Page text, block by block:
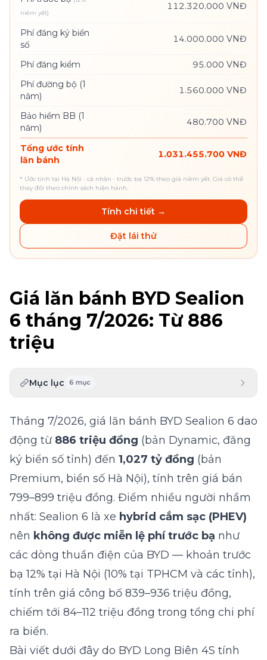
niêm yết)
112.320.000 VNĐ
Phí đăng ký biển
số
14.000.000 VNĐ
Phí đăng kiểm
95.000 VNĐ
Phí đường bộ (1
năm)
1.560.000 VNĐ
Bảo hiểm BB (1
năm)
480.700 VNĐ
Tổng ước tính
lăn bánh
1.031.455.700 VNĐ
* Ước tính tại Hà Nội · cá nhân · trước bạ 12% theo giá niêm yết. Giá có thể
thay đổi theo chính sách hiện hành.
Tính chi tiết →
Đặt lái thử
Giá lăn bánh BYD Sealion
6 tháng 7/2026: Từ 886
triệu
Mục lục 6 mục
Tháng 7/2026, giá lăn bánh BYD Sealion 6 dao
động từ 886 triệu đồng (bản Dynamic, đăng
ký biển số tỉnh) đến 1,027 tỷ đồng (bản
Premium, biển số Hà Nội), tính trên giá bán
799–899 triệu đồng. Điểm nhiều người nhầm
nhất: Sealion 6 là xe hybrid cắm sạc (PHEV)
nên không được miễn lệ phí trước bạ như
các dòng thuần điện của BYD — khoản trước
bạ 12% tại Hà Nội (10% tại TPHCM và các tỉnh),
tính trên giá công bố 839–936 triệu đồng,
chiếm tới 84–112 triệu đồng trong tổng chi phí
ra biển.
Bài viết dưới đây do BYD Long Biên 4S tính